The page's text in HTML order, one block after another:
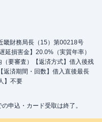
畿財務局長（15）第00218号
延損害金】20.0%（実質年率）
（要審査）【返済方式】借入後残
返済期間・回数】借入直後最長
】不要
申込・カード受取は終了。